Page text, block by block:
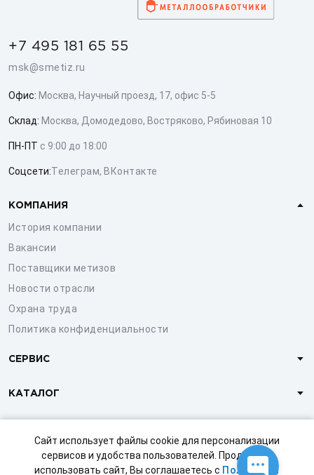
Сайт использует файлы cookie для персонализации
сервисов и удобства пользователей. Продолжая
использовать сайт, Вы соглашаетесь с Политикой
+7 495 181 65 55
msk@smetiz.ru
Офис: Москва, Научный проезд, 17, офис 5-5
Склад: Москва, Домодедово, Востряково, Рябиновая 10
ПН-ПТ с 9:00 до 18:00
Соцсети:Телеграм, ВКонтакте
КОМПАНИЯ
История компании
Вакансии
Поставщики метизов
Новости отрасли
Охрана труда
Политика конфиденциальности
СЕРВИС
КАТАЛОГ